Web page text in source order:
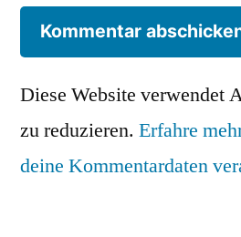
Diese Website verwendet
zu reduzieren. Erfahre
deine Kommentardaten